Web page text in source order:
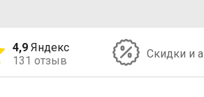
4,9 Яндекс
131 отзыв
Скидки и